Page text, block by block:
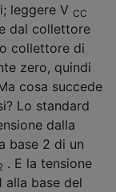
leggere V CC
dal collettore
collettore di
zero, quindi
cosa succede
Lo standard
dalla
base 2 di un
. E la tensione
alla base del